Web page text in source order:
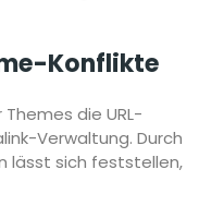
Konflikte
die URL-
Verwaltung. Durch
lässt sich feststellen,